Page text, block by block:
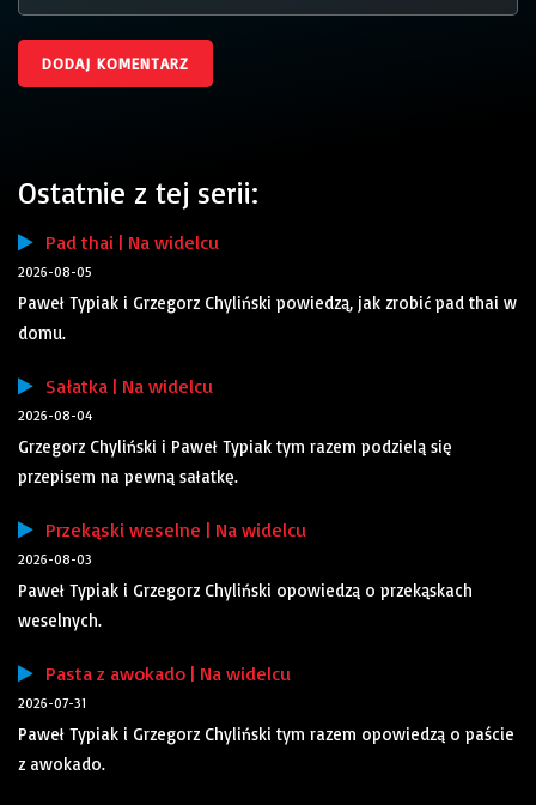
Ostatnie z tej serii:
Pad thai | Na widelcu
2026-08-05
Paweł Typiak i Grzegorz Chyliński powiedzą, jak zrobić pad thai w
domu.
Sałatka | Na widelcu
2026-08-04
Grzegorz Chyliński i Paweł Typiak tym razem podzielą się
przepisem na pewną sałatkę.
Przekąski weselne | Na widelcu
2026-08-03
Paweł Typiak i Grzegorz Chyliński opowiedzą o przekąskach
weselnych.
Pasta z awokado | Na widelcu
2026-07-31
Paweł Typiak i Grzegorz Chyliński tym razem opowiedzą o paście
z awokado.